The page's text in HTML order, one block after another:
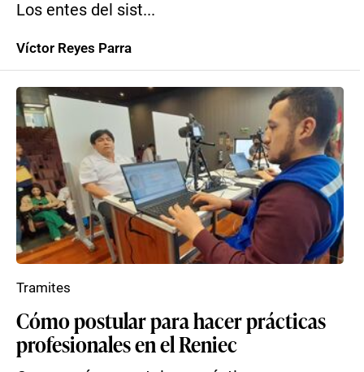
Los entes del sist...
Víctor Reyes Parra
Cómo postular para hacer prácticas
profesionales en el Reniec
Tramites